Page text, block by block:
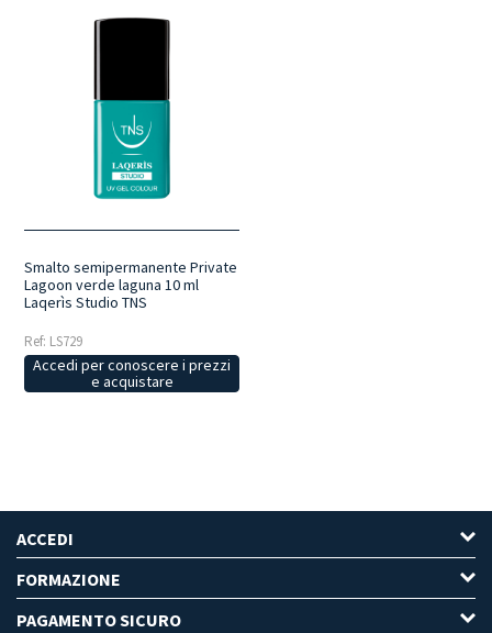
Smalto semipermanente Private
Lagoon verde laguna 10 ml
Laqerìs Studio TNS
Ref: LS729
Accedi per conoscere i prezzi
e acquistare
ACCEDI
FORMAZIONE
PAGAMENTO SICURO